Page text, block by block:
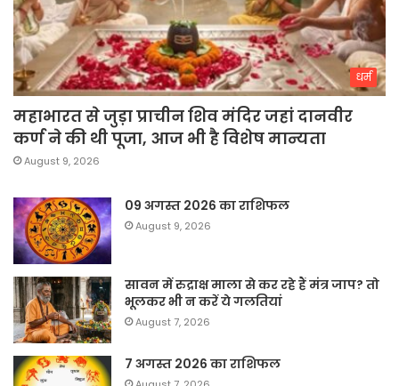
धर्म
महाभारत से जुड़ा प्राचीन शिव मंदिर जहां दानवीर
कर्ण ने की थी पूजा, आज भी है विशेष मान्यता
August 9, 2026
09 अगस्त 2026 का राशिफल
August 9, 2026
सावन में रुद्राक्ष माला से कर रहे हैं मंत्र जाप? तो
भूलकर भी न करें ये गलतियां
August 7, 2026
7 अगस्त 2026 का राशिफल